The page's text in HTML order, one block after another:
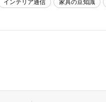
インテリア通信 家具の豆知識